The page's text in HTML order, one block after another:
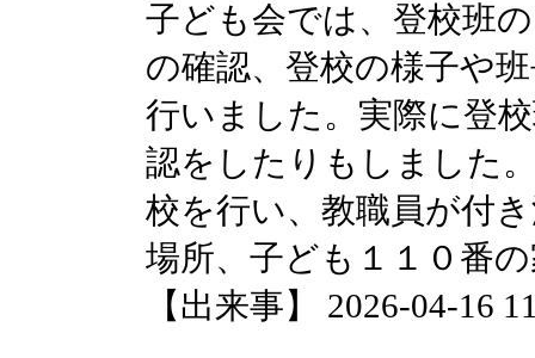
子ども会では、登校班
の確認、登校の様子や
行いました。実際に登
認をしたりもしました
校を行い、教職員が付
場所、子ども１１０番
【出来事】 2026-04-16